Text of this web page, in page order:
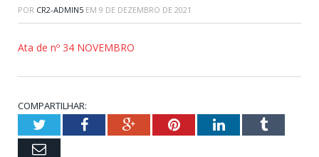
POR CR2-ADMIN5 EM 9 DE DEZEMBRO DE 2021
Ata de nº 34 NOVEMBRO
COMPARTILHAR:
TwitterFacebookGoogle+PinterestLinkedInTumblr
Email